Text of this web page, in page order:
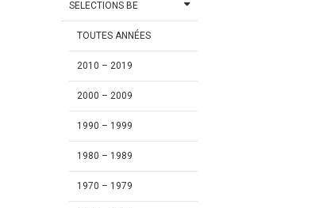
SELECTIONS BE
TOUTES ANNÉES
2010 – 2019
2000 – 2009
1990 – 1999
1980 – 1989
1970 – 1979